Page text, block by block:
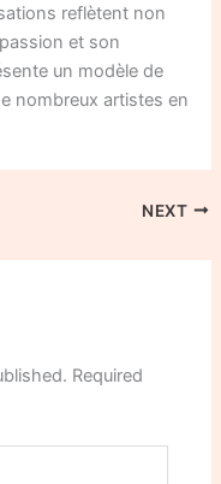
reflètent non
et son
un modèle de
nombreux artistes en
NEXT
Required